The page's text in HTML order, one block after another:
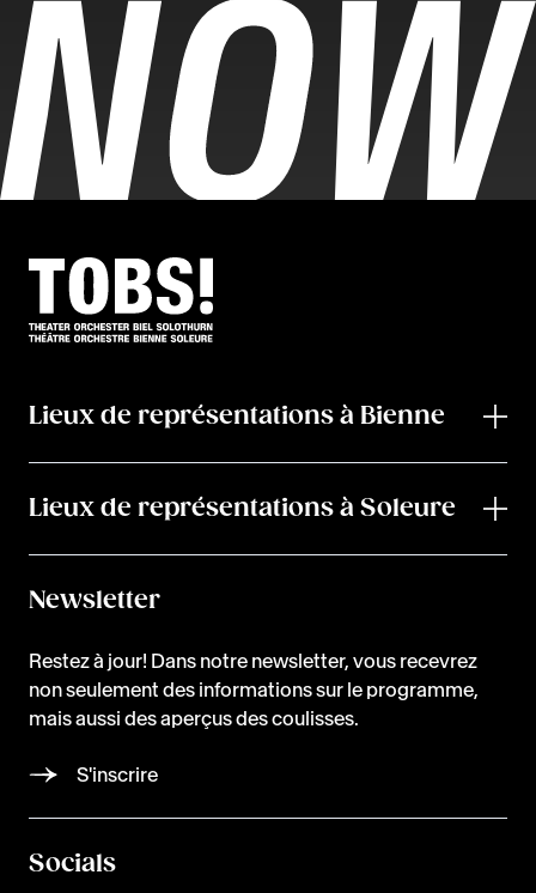
Lieux de représentations à Bienne
Lieux de représentations à Soleure
Newsletter
Restez à jour! Dans notre newsletter, vous recevrez
non seulement des informations sur le programme,
mais aussi des aperçus des coulisses.
S'inscrire
Socials